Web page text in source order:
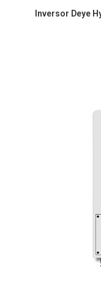
Inversor Deye